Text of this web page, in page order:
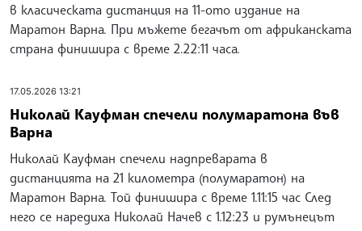
в класическата дистанция на 11-ото издание на
Маратон Варна. При мъжете бегачът от африканската
страна финишира с време 2.22:11 часа.
17.05.2026 13:21
Николай Кауфман спечели полумаратона във
Варна
Николай Кауфман спечели надпреварата в
дистанцията на 21 километра (полумаратон) на
Маратон Варна. Той финишира с време 1.11:15 час След
него се наредиха Николай Начев с 1.12:23 и румънецът